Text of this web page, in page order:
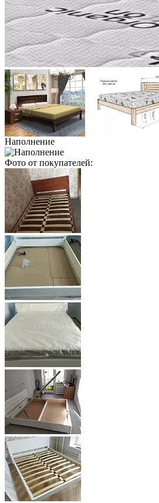
Наполнение
Фото от покупателей: